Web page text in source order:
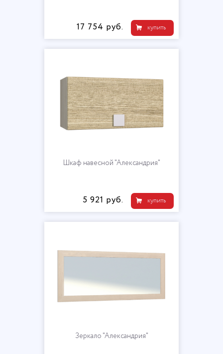
купить
17 754 руб.
Шкаф навесной "Александрия"
купить
5 921 руб.
Зеркало "Александрия"